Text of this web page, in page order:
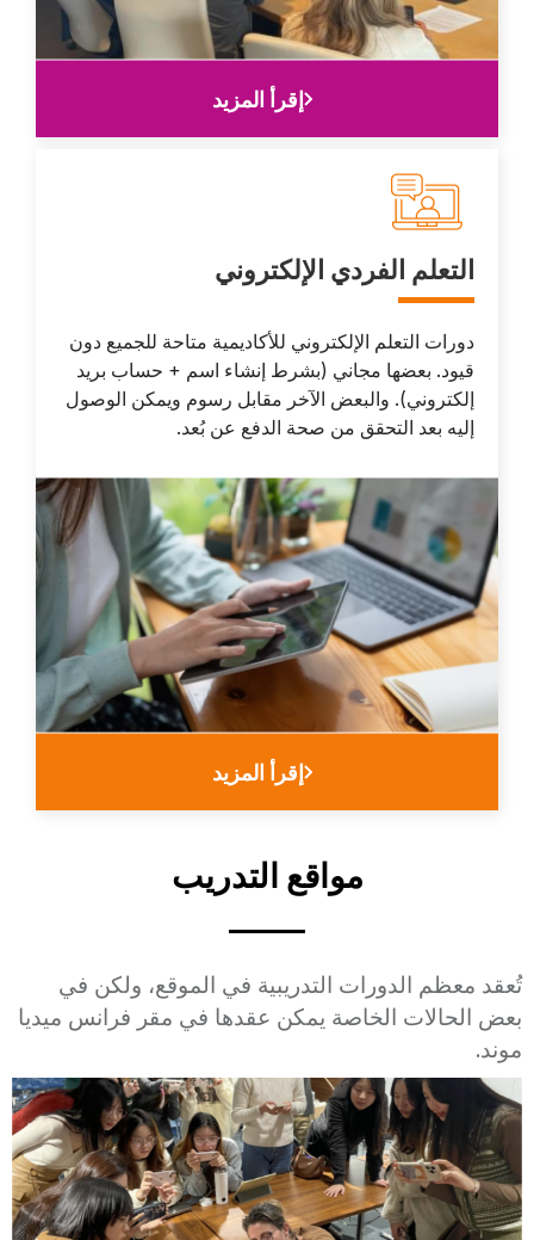
إقرأ المزيد
Picto
Titre
التعلم الفردي الإلكتروني
Description
دورات التعلم الإلكتروني للأكاديمية متاحة للجميع دون
قيود. بعضها مجاني (بشرط إنشاء اسم + حساب بريد
إلكتروني). والبعض الآخر مقابل رسوم ويمكن الوصول
إليه بعد التحقق من صحة الدفع عن بُعد.
إقرأ المزيد
مواقع التدريب
Description
تُعقد معظم الدورات التدريبية في الموقع، ولكن في
بعض الحالات الخاصة يمكن عقدها في مقر فرانس ميديا
موند.